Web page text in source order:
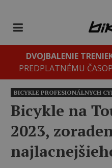
DVOJBALENIE
PREDPLATNÉMU
BICYKLE PROFESIONÁLNYCH
Bicykle na
2023,